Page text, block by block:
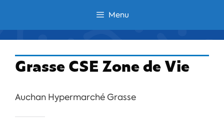
contenu
Menu
Grasse CSE Zone de Vie
Auchan Hypermarché Grasse